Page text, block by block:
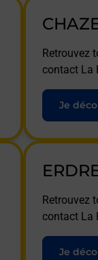
Retrouvez
contact La
Je
Retrouvez
contact La
Je